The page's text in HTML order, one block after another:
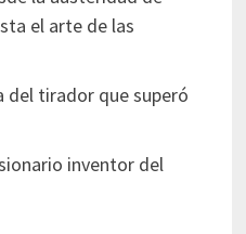
el arte de las
del tirador que superó
inventor del